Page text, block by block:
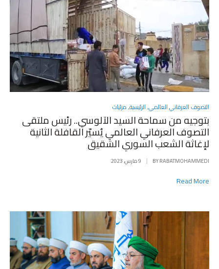
POSTED
IN
التصوف العرفاني العالمي,الرئيسية,مرئيات
بتوجيه من سماحة السيد الآلوسي.. رئيس ملتقى
التصوف العرفاني العالمي يُسيّر القافلة الثانية
لإغاثة الشعب السوري الشقيق
BYRABATMOHAMMEDI 9 مارس، 2023
Read More